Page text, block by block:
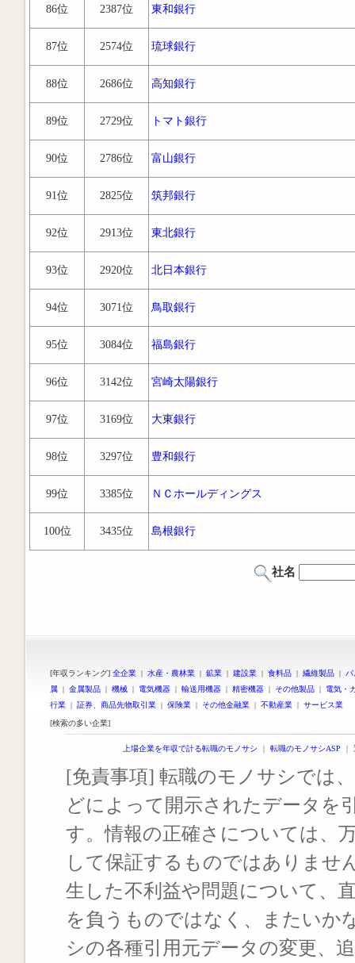
86位 2387位 東和銀行
87位 2574位 琉球銀行
88位 2686位 高知銀行
89位 2729位 トマト銀行
90位 2786位 富山銀行
91位 2825位 筑邦銀行
92位 2913位 東北銀行
93位 2920位 北日本銀行
94位 3071位 鳥取銀行
95位 3084位 福島銀行
96位 3142位 宮崎太陽銀行
97位 3169位 大東銀行
98位 3297位 豊和銀行
99位 3385位 ＮＣホールディングス
100位 3435位 島根銀行
社名
[年収ランキング] 全企業 | 水産・農林業 | 鉱業 | 建設業 | 食料品 | 繊維製品 |
属 | 金属製品 | 機械 | 電気機器 | 輸送用機器 | 精密機器 | その他製品 | 電気・
行業 | 証券、商品先物取引業 | 保険業 | その他金融業 | 不動産業 | サービス業
[検索の多い企業]
上場企業を年収で計る転職のモノサシ ｜ 転職のモノサシASP ｜
[免責事項] 転職のモノサシでは
どによって開示されたデータを
す。情報の正確さについては、
して保証するものではありませ
生した不利益や問題について、
を負うものではなく、またいか
シの各種引用元データの変更、